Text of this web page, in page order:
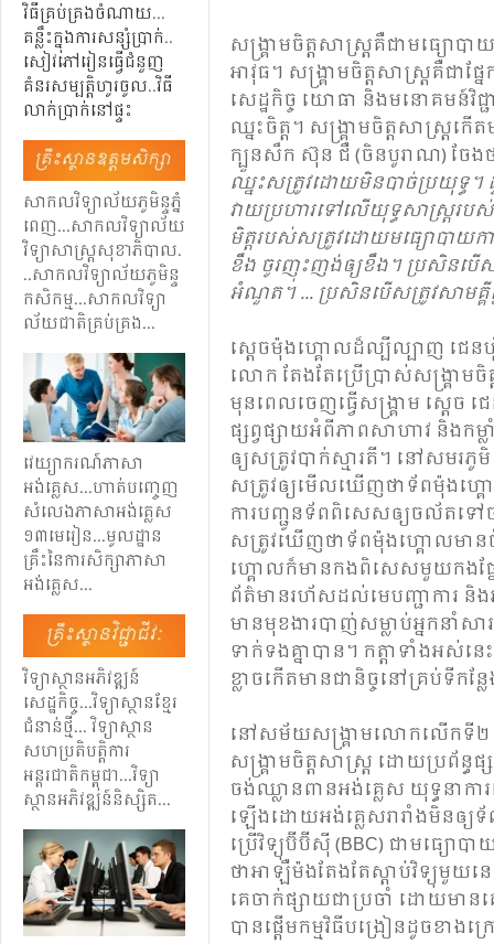
សង្គ្រាម​ចិត្ត​សាស្ត្រ​គឺ​ជាមធ្យោ
អាវុធ។ សង្រ្គាម​ចិត្ត​សាស្ត្រ​គឺ​ជា​
សេដ្ឋកិច្ច​ យោធា និង​មនោគមន៍​វិជ្
ឈ្នះ​ចិត្ត។ សង្រ្គាម​ចិត្ត​សាស្ត្
ក្បួន​សឹក​ ស៊ុន​ ជឺ​ (ចិនបូរាណ) ចែង​
ឈ្នះ​សត្រូវ​ដោយ​មិន​បាច់​ប្រយុទ្ធ​។ ដូ
វាយ​ប្រហារ​ទៅ​លើ​យុទ្ធ​សាស្ត្រ​របស់​
មិត្ត​របស់​សត្រូវ​ដោយ​មធ្យោបាយ​ក
ខឹង​ ចូរ​ញុះ​ញង់ឲ្យ​​​ខឹង។ ប្រសិន​បើ​
អំណួត​។ ...​ ប្រសិន​បើ​សត្រូវ​សាមគ្គី​គ្
ស្តេច​ម៉ុង​ហ្គោល​ដ៏​ល្បីល្បាញ ជេន​
លោក​ តែង​តែ​ប្រើ​ប្រាស់​សង្គ្រាម​
មុន​ពេល​ចេញ​ធ្វើ​សង្គ្រាម​ ស្តេច​
ផ្សព្វ​ផ្សាយ​អំពី​ភាព​សាហាវ​ និង​ក
ឲ្យ​សត្រូវ​បាក់ស្មារតី​។ នៅ​សមរភូ
សត្រូវ​ឲ្យ​មើល​ឃើញ​ថា​ទ័ព​ម៉ុង​ហ្គ
ការ​បញ្ជូន​ទ័ព​ពិសេស​ឲ្យ​ចល័ត​ទៅ​
សត្រូវ​ឃើញ​ថា​ទ័ព​ម៉ុងហ្គោល​មាន​
ហ្គោល​ក៏​មាន​កង​ពិសេស​មួយ​កង​ផ្ន
ព័ត៌មានរហ័ស​ដល់​មេបញ្ជាការ​ និ
មាន​មុខ​ងារ​បាញ់​សម្លាប់​អ្នក​នាំ​ស
ទាក់​ទង​គ្នា​បាន​។ កត្តា​ទាំង​អស់​ន
ខ្លាច​កើត​មាន​ជា​និច្ច​នៅ​គ្រប់​ទី​
នៅ​សម័យ​សង្គ្រាម​លោក​លើក​ទី​២​
សង្រ្គាមចិត្ត​សាស្ត្រ​ ដោយ​ប្រព័ន្ធ​
ចង់​ឈ្លាន​ពាន​​អង់គ្លេស​ យុទ្ធ​នាក
ឡើង​ដោយ​អង់​គ្លេស​រារាំង​មិន​ឲ្
ប្រើ​វិទ្យុ​ប៊ីប៊ីស៊ី (BBC) ជា​មធ្យោបា
ថា​អាឡឺម៉ង​តែង​តែ​ស្តាប់​វិទ្យុ​មួយ​ន
គេ​ចាក់​ផ្សាយ​ជាប្រចាំ​ ដោយ​ម
បាន​ផ្តើម​កម្មវិធី​បង្រៀន​ដូច​ខាងក្
វិធី​គ្រប់​គ្រង​ចំណាយ.​.​.​
គន្លឹះ​ក្នុង​ការ​សន្សំ​ប្រាក់​..​​
សៀវភៅ​រៀន​ធ្វើ​ជំនួញ​
គំនរ​សម្បត្តិ​ហូរ​ចូល..​​វិធី​​
លាក់​​ប្រាក់​​នៅ​​ផ្ទះ
សាកលវិទ្យាល័យ​ភូមិន្ទ​ភ្នំ​
ពេញ​.​.​.​​សាកល​​វិទ្យា​ល័យ​​
វិទ្យា​សាស្ត្រ​​សុខាភិបាល.​
.​.​​សាកល​វិទ្យា​ល័យ​​ភូមិន្ទ​​
កសិកម្ម..​.​សាកល​​វិទ្យា​
ល័យ​​ជាតិ​​គ្រប់​គ្រង..​.​
វេយ្យាករណ៍​ភាសា​
អង់គ្លេស​.​.​.​ហាត់​បញ្ចេញ​
សំលេង​​ភាសា​អង់​គ្លេស​
១៣​មេរៀន​​..​.​​មូល​ដ្ឋាន​
គ្រឹះ​នៃ​ការ​សិក្សា​ភាសា​
អង់​គ្លេស​.​..​
វិទ្យាស្ថាន​អភិវឌ្ឍន៍​
សេដ្ឋកិច្ច​.​.​.​​វិទ្យាស្ថាន​ខ្មែរ​
ជំនាន់​ថ្មី​..​.​ វិទ្យាស្ថាន​
សហប្រតិបត្តិការ​
អន្តរជាតិ​កម្ពុជា​​.​..​វិទ្យា
ស្ថាន​អភិវឌ្ឍន៍​និស្សិត​​.​.​.​